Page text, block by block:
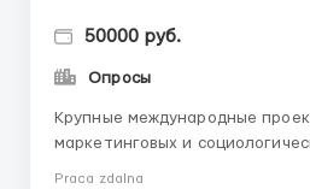
50000 руб.
Опросы
Крупные международные
маркетинговых и
Praca zdalna